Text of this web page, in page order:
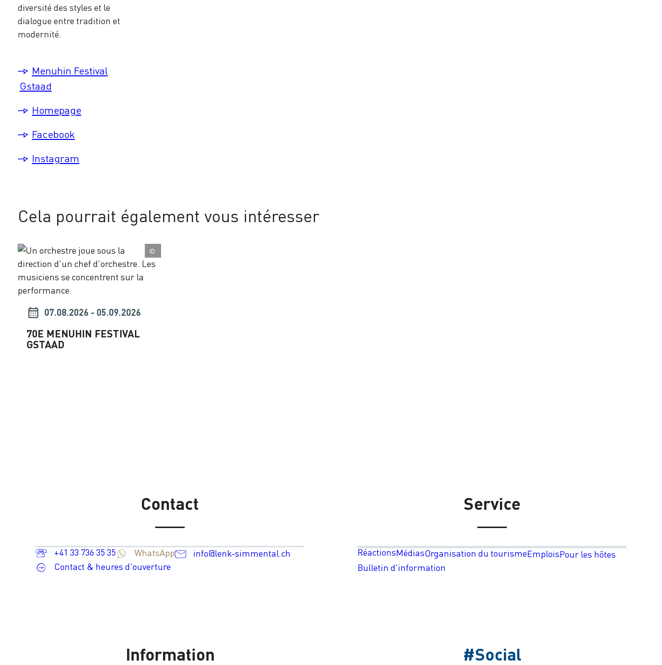
diversité des styles et le
dialogue entre tradition et
modernité.
Menuhin Festival
Gstaad
Homepage
Facebook
Instagram
Cela pourrait également vous intéresser
©
07.08.2026 - 05.09.2026
70E MENUHIN FESTIVAL
GSTAAD
Contact
+41 33 736 35 35 WhatsApp
info@lenk-simmental.ch
Contact & heures d'ouverture
Service
RéactionsMédiasOrganisation du tourismeEmploisPour les hôtes
Bulletin d'information
Information #Social